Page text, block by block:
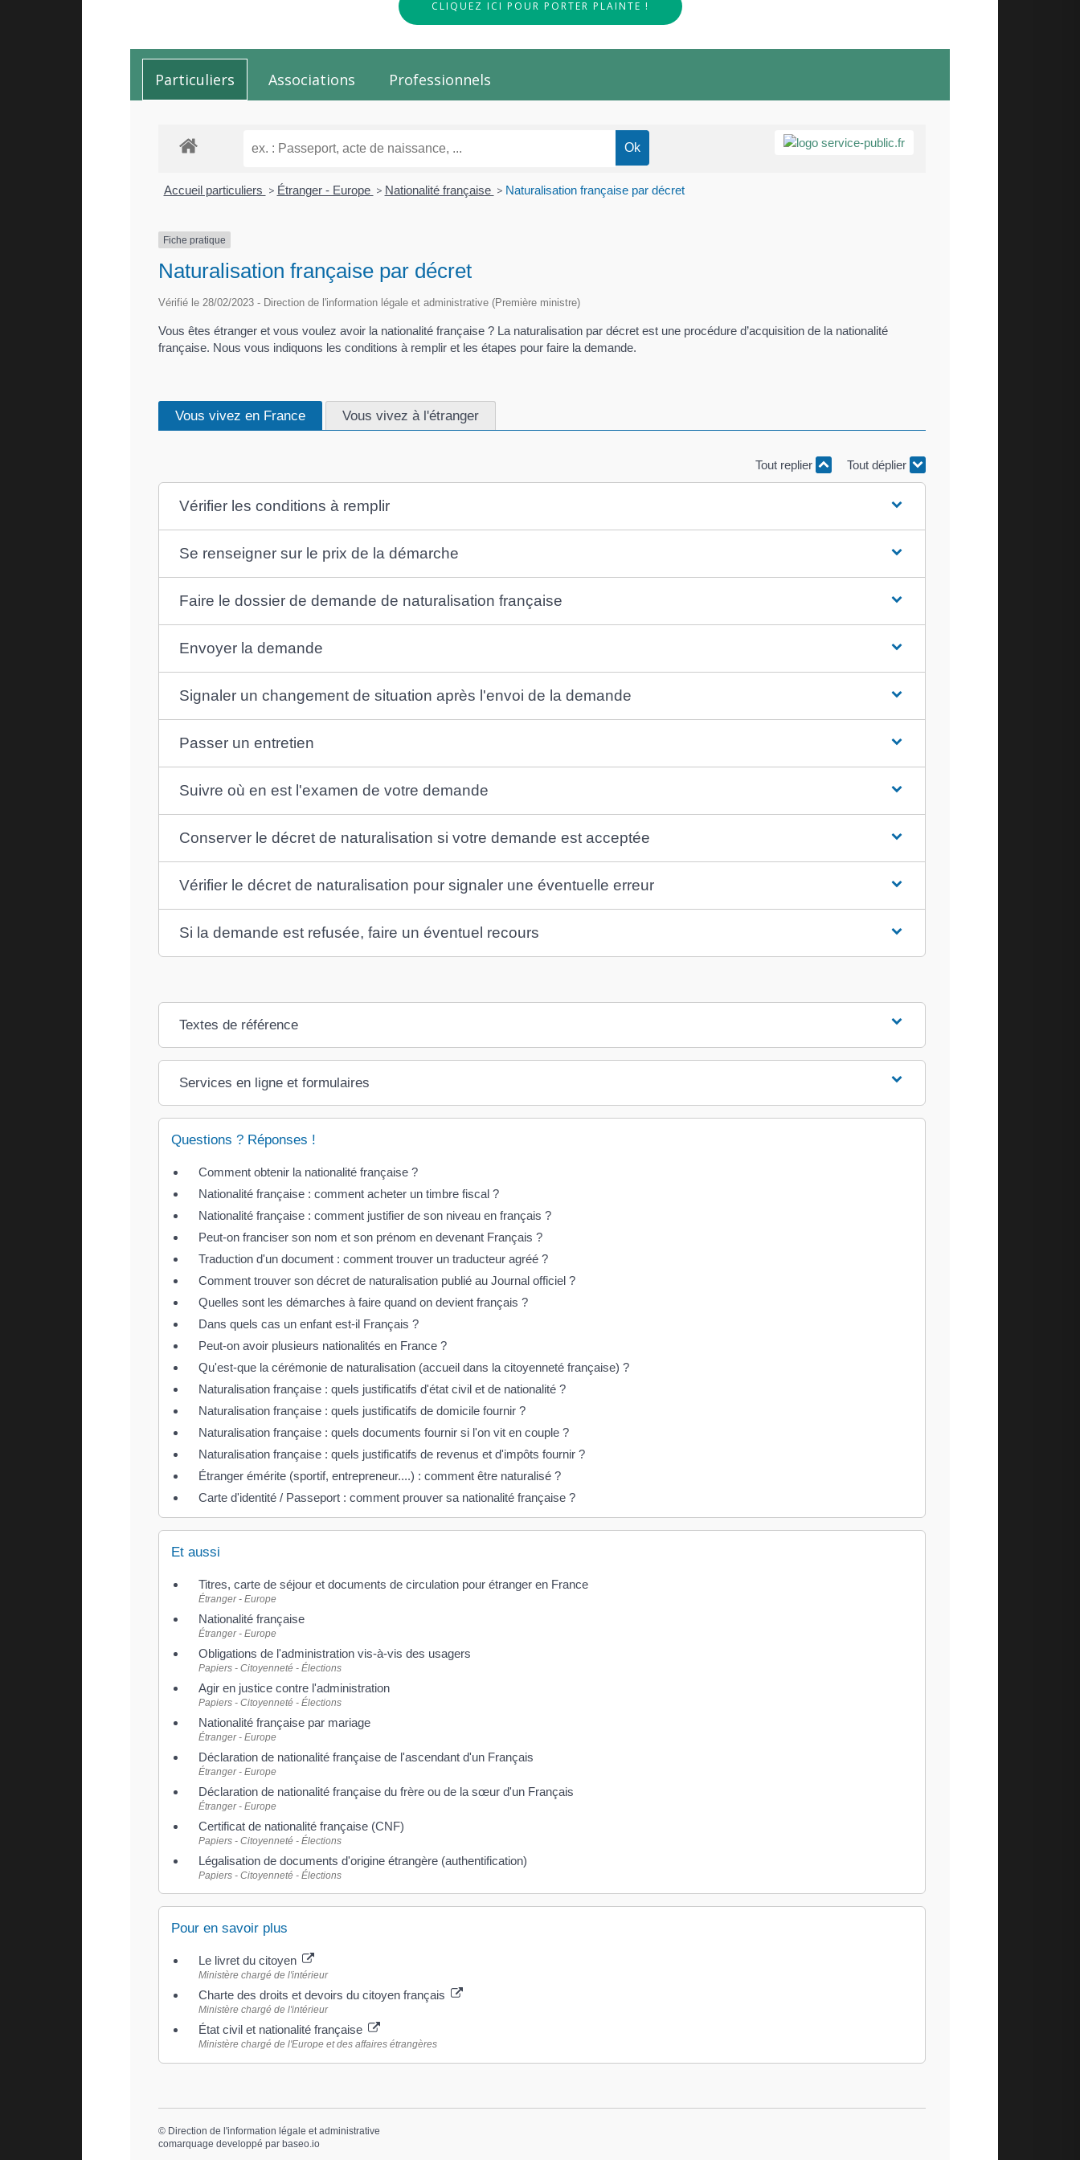
CLIQUEZ ICI POUR PORTER PLAINTE !
Particuliers Associations Professionnels
Accueil particuliers > Étranger - Europe > Nationalité française > Naturalisation française par décret
Fiche pratique
Naturalisation française par décret
Vérifié le 28/02/2023 - Direction de l'information légale et administrative (Première ministre)
Vous êtes étranger et vous voulez avoir la nationalité française ? La naturalisation par décret est une procédure d’acquisition de la nationalité
française. Nous vous indiquons les conditions à remplir et les étapes pour faire la demande.
Vous vivez en France Vous vivez à l'étranger
Tout replier Tout déplier
Vérifier les conditions à remplir
Se renseigner sur le prix de la démarche
Faire le dossier de demande de naturalisation française
Envoyer la demande
Signaler un changement de situation après l'envoi de la demande
Passer un entretien
Suivre où en est l'examen de votre demande
Conserver le décret de naturalisation si votre demande est acceptée
Vérifier le décret de naturalisation pour signaler une éventuelle erreur
Si la demande est refusée, faire un éventuel recours
Textes de référence
Services en ligne et formulaires
Questions ? Réponses !
Comment obtenir la nationalité française ?
Nationalité française : comment acheter un timbre fiscal ?
Nationalité française : comment justifier de son niveau en français ?
Peut-on franciser son nom et son prénom en devenant Français ?
Traduction d'un document : comment trouver un traducteur agréé ?
Comment trouver son décret de naturalisation publié au Journal officiel ?
Quelles sont les démarches à faire quand on devient français ?
Dans quels cas un enfant est-il Français ?
Peut-on avoir plusieurs nationalités en France ?
Qu'est-que la cérémonie de naturalisation (accueil dans la citoyenneté française) ?
Naturalisation française : quels justificatifs d'état civil et de nationalité ?
Naturalisation française : quels justificatifs de domicile fournir ?
Naturalisation française : quels documents fournir si l'on vit en couple ?
Naturalisation française : quels justificatifs de revenus et d'impôts fournir ?
Étranger émérite (sportif, entrepreneur....) : comment être naturalisé ?
Carte d'identité / Passeport : comment prouver sa nationalité française ?
Et aussi
Titres, carte de séjour et documents de circulation pour étranger en France
Étranger - Europe
Nationalité française
Étranger - Europe
Obligations de l'administration vis-à-vis des usagers
Papiers - Citoyenneté - Élections
Agir en justice contre l'administration
Papiers - Citoyenneté - Élections
Nationalité française par mariage
Étranger - Europe
Déclaration de nationalité française de l'ascendant d'un Français
Étranger - Europe
Déclaration de nationalité française du frère ou de la sœur d'un Français
Étranger - Europe
Certificat de nationalité française (CNF)
Papiers - Citoyenneté - Élections
Légalisation de documents d'origine étrangère (authentification)
Papiers - Citoyenneté - Élections
Pour en savoir plus
Le livret du citoyen
Ministère chargé de l'intérieur
Charte des droits et devoirs du citoyen français
Ministère chargé de l'intérieur
État civil et nationalité française
Ministère chargé de l'Europe et des affaires étrangères
© Direction de l'information légale et administrative
comarquage developpé par baseo.io